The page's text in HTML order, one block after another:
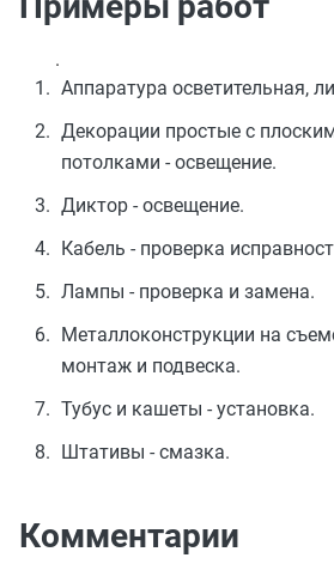
.
Аппаратура осветительная,
Декорации простые с
потолками - освещение.
Диктор - освещение.
Кабель - проверка
Лампы - проверка и замена.
Металлоконструкции на
монтаж и подвеска.
Тубус и кашеты - установка.
Штативы - смазка.
Комментарии